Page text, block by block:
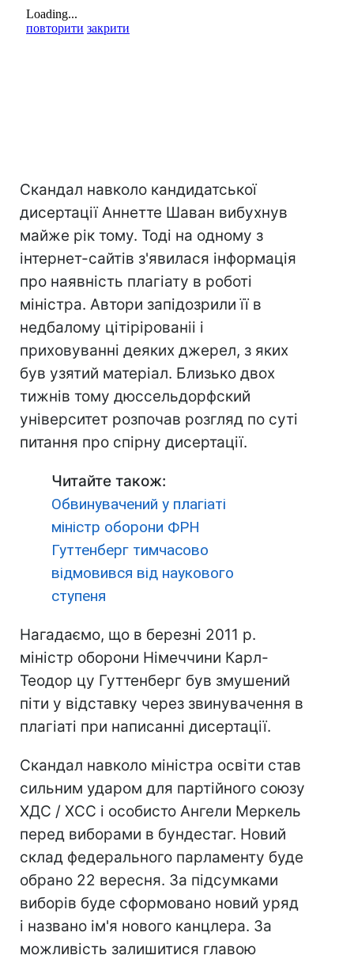
Скандал навколо кандидатської
дисертації Аннетте Шаван вибухнув
майже рік тому. Тоді на одному з
інтернет-сайтів з'явилася інформація
про наявність плагіату в роботі
міністра. Автори запідозрили її в
недбалому цітірірованіі і
приховуванні деяких джерел, з яких
був узятий матеріал. Близько двох
тижнів тому дюссельдорфский
університет розпочав розгляд по суті
питання про спірну дисертації.
Читайте також:
Обвинувачений у плагіаті
міністр оборони ФРН
Гуттенберг тимчасово
відмовився від наукового
ступеня
Нагадаємо, що в березні 2011 р.
міністр оборони Німеччини Карл-
Теодор цу Гуттенберг був змушений
піти у відставку через звинувачення в
плагіаті при написанні дисертації.
Скандал навколо міністра освіти став
сильним ударом для партійного союзу
ХДС / ХСС і особисто Ангели Меркель
перед виборами в бундестаг. Новий
склад федерального парламенту буде
обрано 22 вересня. За підсумками
виборів буде сформовано новий уряд
і названо ім'я нового канцлера. За
можливість залишитися главою